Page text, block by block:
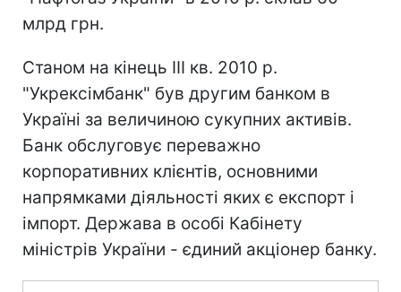
млрд грн.
Станом на кінець III кв. 2010 р.
"Укрексімбанк" був другим банком в
Україні за величиною сукупних активів.
Банк обслуговує переважно
корпоративних клієнтів, основними
напрямками діяльності яких є експорт і
імпорт. Держава в особі Кабінету
міністрів України - єдиний акціонер банку.